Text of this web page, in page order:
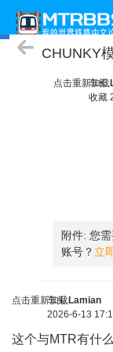
随便聊聊
CHUNKY
点击重新加载
车长
收藏
附件: 您
账号？ 立
点击重新加载
车头 Lamian
2026-6-13
这个与MTR有什